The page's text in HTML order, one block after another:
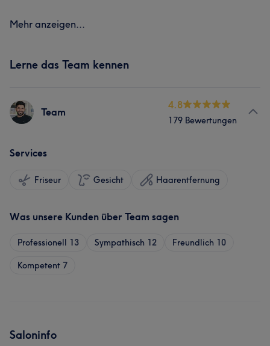
Mehr anzeigen...
Lerne das Team kennen
Team
4.8
179 Bewertungen
Services
Friseur Gesicht Haarentfernung
Was unsere Kunden über Team sagen
Professionell 13 Sympathisch 12 Freundlich 10
Kompetent 7
Saloninfo